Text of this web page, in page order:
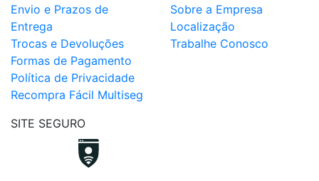
Envio e Prazos de
Entrega
Trocas e Devoluções
Formas de Pagamento
Política de Privacidade
Recompra Fácil Multiseg
Sobre a Empresa
Localização
Trabalhe Conosco
SITE SEGURO